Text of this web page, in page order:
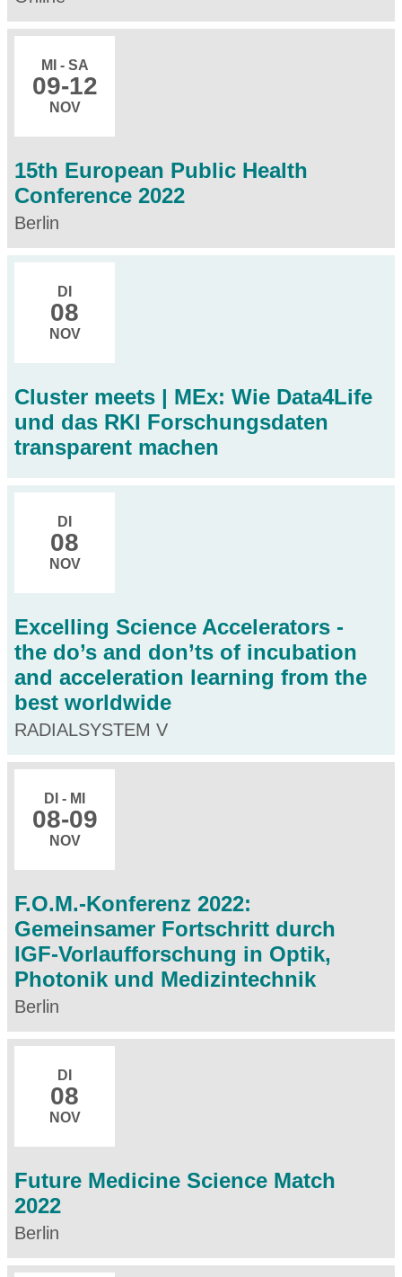
MI - SA
09-12
NOV
15th European Public Health
Conference 2022
Berlin
DI
08
NOV
Cluster meets | MEx: Wie Data4Life
und das RKI Forschungsdaten
transparent machen
DI
08
NOV
Excelling Science Accelerators -
the do’s and don’ts of incubation
and acceleration learning from the
best worldwide
RADIALSYSTEM V
DI - MI
08-09
NOV
F.O.M.-Konferenz 2022:
Gemeinsamer Fortschritt durch
IGF-Vorlaufforschung in Optik,
Photonik und Medizintechnik
Berlin
DI
08
NOV
Future Medicine Science Match
2022
Berlin